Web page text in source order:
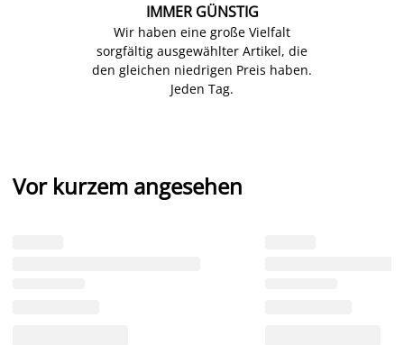
IMMER GÜNSTIG
Wir haben eine große Vielfalt
sorgfältig ausgewählter Artikel, die
den gleichen niedrigen Preis haben.
Jeden Tag.
Vor kurzem angesehen